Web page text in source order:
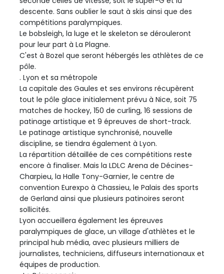
descente. Sans oublier le saut à skis ainsi que des
compétitions paralympiques.
Le bobsleigh, la luge et le skeleton se dérouleront
pour leur part à La Plagne.
C'est à Bozel que seront hébergés les athlètes de ce
pôle.
. Lyon et sa métropole
La capitale des Gaules et ses environs récupèrent
tout le pôle glace initialement prévu à Nice, soit 75
matches de hockey, 150 de curling, 16 sessions de
patinage artistique et 9 épreuves de short-track.
Le patinage artistique synchronisé, nouvelle
discipline, se tiendra également à Lyon.
La répartition détaillée de ces compétitions reste
encore à finaliser. Mais la LDLC Arena de Décines-
Charpieu, la Halle Tony-Garnier, le centre de
convention Eurexpo à Chassieu, le Palais des sports
de Gerland ainsi que plusieurs patinoires seront
sollicités.
Lyon accueillera également les épreuves
paralympiques de glace, un village d'athlètes et le
principal hub média, avec plusieurs milliers de
journalistes, techniciens, diffuseurs internationaux et
équipes de production.